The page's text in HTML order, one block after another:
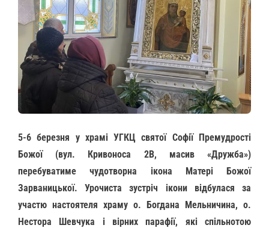
5-6 березня у храмі УГКЦ святої Софії Премудрості
Божої (вул. Кривоноса 2В, масив «Дружба»)
перебуватиме чудотворна ікона Матері Божої
Зарваницької. Урочиста зустріч ікони відбулася за
участю настоятеля храму о. Богдана Мельничина, о.
Нестора Шевчука і вірних парафії, які спільнотою